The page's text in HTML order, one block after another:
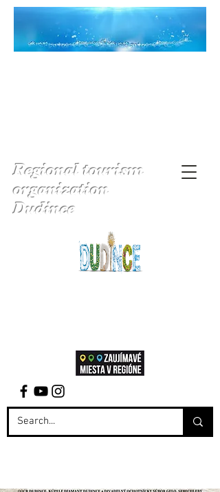
Regional tourism
organization
Dudince